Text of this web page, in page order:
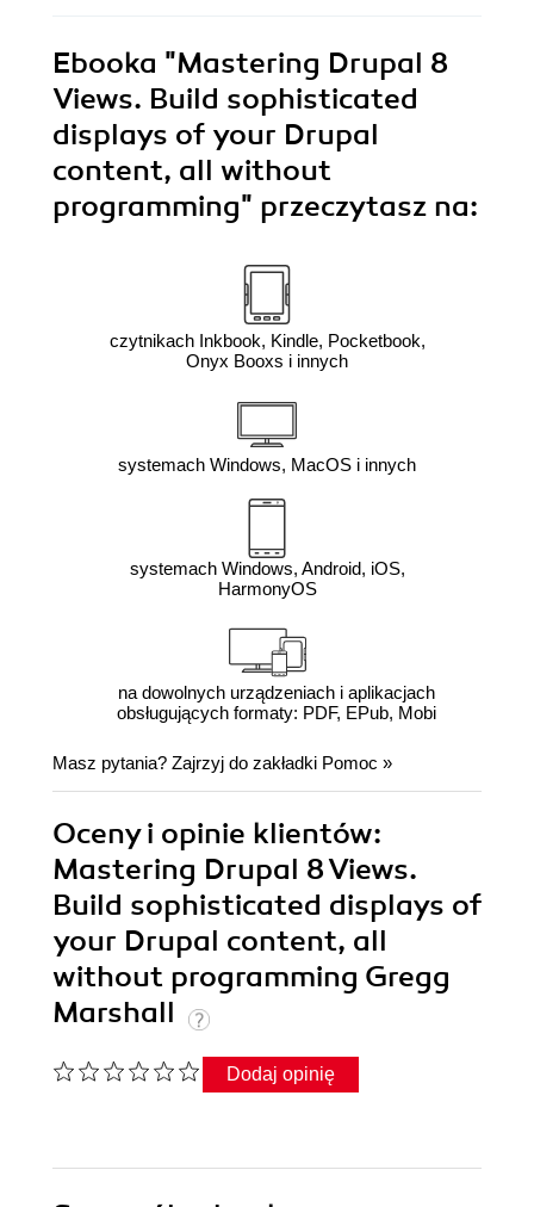
Ebooka "Mastering Drupal 8
Views. Build sophisticated
displays of your Drupal
content, all without
programming" przeczytasz na:
czytnikach Inkbook, Kindle, Pocketbook,
Onyx Booxs i innych
systemach Windows, MacOS i innych
systemach Windows, Android, iOS,
HarmonyOS
na dowolnych urządzeniach i aplikacjach
obsługujących formaty: PDF, EPub, Mobi
Masz pytania? Zajrzyj do zakładki Pomoc »
Oceny i opinie klientów:
Mastering Drupal 8 Views.
Build sophisticated displays of
your Drupal content, all
without programming Gregg
Marshall
Dodaj opinię